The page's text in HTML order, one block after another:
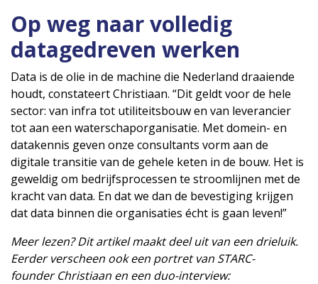
Op weg naar volledig
datagedreven werken
Data is de olie in de machine die Nederland draaiende
houdt, constateert Christiaan. “Dit geldt voor de hele
sector: van infra tot utiliteitsbouw en van leverancier
tot aan een waterschaporganisatie. Met domein- en
datakennis geven onze consultants vorm aan de
digitale transitie van de gehele keten in de bouw. Het is
geweldig om bedrijfsprocessen te stroomlijnen met de
kracht van data. En dat we dan de bevestiging krijgen
dat data binnen die organisaties écht is gaan leven!”
Meer lezen? Dit artikel maakt deel uit van een drieluik.
Eerder verscheen ook een portret van STARC-
founder Christiaan en een duo-interview: